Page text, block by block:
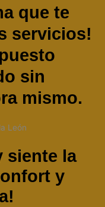
que te
servicios!
sin
mismo.
siente la
y